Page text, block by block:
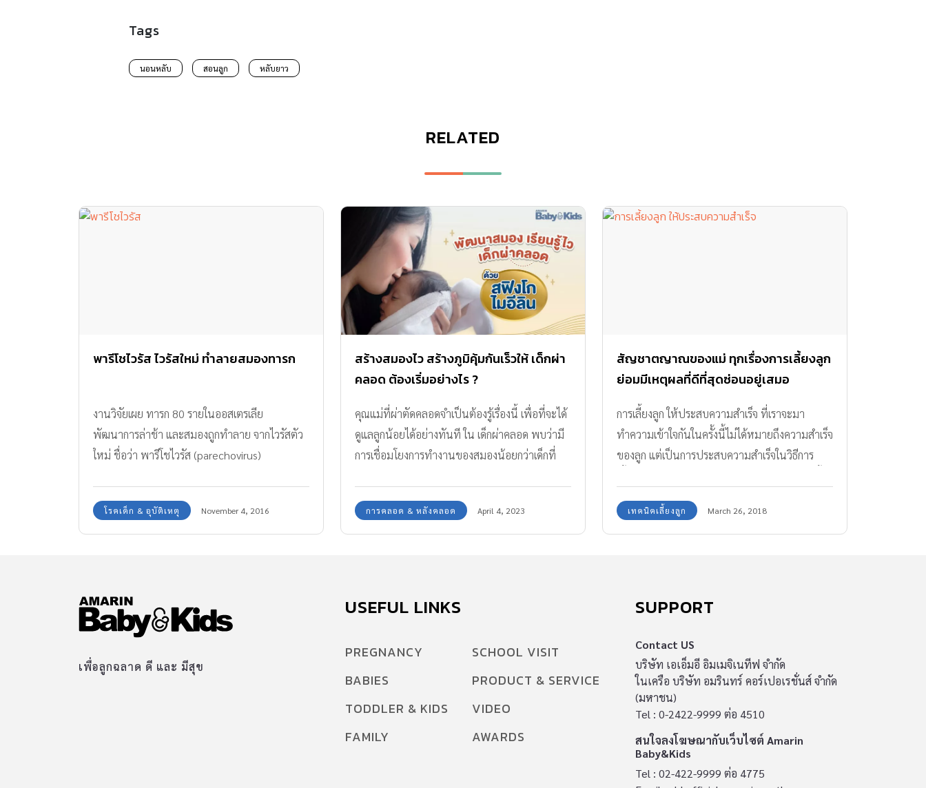
Tags
นอนหลับ สอนลูก หลับยาว
RELATED
พารีโชไวรัส ไวรัสใหม่ ทำลายสมองทารก
งานวิจัยเผย ทารก 80 รายในออสเตรเลีย
พัฒนาการล่าช้า และสมองถูกทำลาย จากไวรัสตัว
ใหม่ ชื่อว่า พารีโชไวรัส (parechovirus)
โรคเด็ก & อุบัติเหตุ November 4, 2016
สร้างสมองไว สร้างภูมิคุ้มกันเร็วให้ เด็กผ่า
คลอด ต้องเริ่มอย่างไร ?
คุณแม่ที่ผ่าตัดคลอดจำเป็นต้องรู้เรื่องนี้ เพื่อที่จะได้
ดูแลลูกน้อยได้อย่างทันที ใน เด็กผ่าคลอด พบว่ามี
การเชื่อมโยงการทำงานของสมองน้อยกว่าเด็กที่
กับลูกน้อยตั้งแต่แรกคลอด กองบรรณาธิการ
Amarin Baby & Kids มีคำแนะนำในการดูแล เด็ก
การคลอด & หลังคลอด April 4, 2023
สัญชาตญาณของแม่ ทุกเรื่องการเลี้ยงลูก
ย่อมมีเหตุผลที่ดีที่สุดซ่อนอยู่เสมอ
การเลี้ยงลูก ให้ประสบความสำเร็จ ที่เราจะมา
ทำความเข้าใจกันในครั้งนี้ไม่ได้หมายถึงความสำเร็จ
ของลูก แต่เป็นการประสบความสำเร็จในวิธีการ
ในการเลี้ยงลูก ไม่ผิดค่ะ เพราะเชื่อว่าคนเป็นแม่
ย่อมรู้ดีที่สุดว่าอะไรเหมาะ และใช่ที่สุดกับเราและลูก
เทคนิคเลี้ยงลูก March 26, 2018
เพื่อลูกฉลาด ดี และ มีสุข
USEFUL LINKS
PREGNANCY
BABIES
TODDLER & KIDS
FAMILY
SCHOOL VISIT
PRODUCT & SERVICE
VIDEO
AWARDS
SUPPORT
Contact US
บริษัท เอเอ็มอี อิมเมจิเนทีฟ จำกัด
ในเครือ บริษัท อมรินทร์ คอร์เปอเรชั่นส์ จำกัด
(มหาชน)
Tel : 0-2422-9999 ต่อ 4510
สนใจลงโฆษณากับเว็บไซต์ Amarin
Baby&Kids
Tel : 02-422-9999 ต่อ 4775